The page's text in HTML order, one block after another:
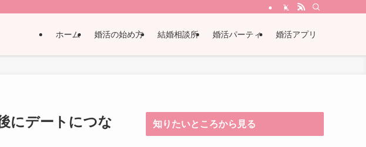
ホーム 婚活の始め方 結婚相談所 婚活パーティ 婚活アプリ
にデートにつな
知りたいところから見る